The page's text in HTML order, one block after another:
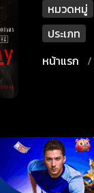
หมวดหมู่
ประเภท
หน้าแรก